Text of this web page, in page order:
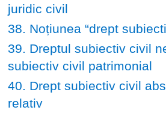
juridic civil
38. Noțiunea “drept
39. Dreptul subiectiv civil
subiectiv civil patrimonial
40. Drept subiectiv civil
relativ